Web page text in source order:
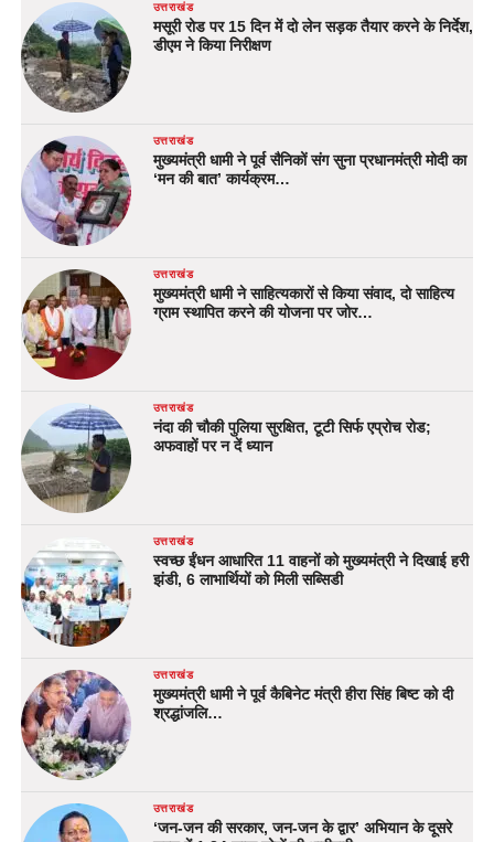
उत्तराखंड
मसूरी रोड पर 15 दिन में दो लेन सड़क तैयार करने के निर्देश,
डीएम ने किया निरीक्षण
उत्तराखंड
मुख्यमंत्री धामी ने पूर्व सैनिकों संग सुना प्रधानमंत्री मोदी का
‘मन की बात’ कार्यक्रम…
उत्तराखंड
मुख्यमंत्री धामी ने साहित्यकारों से किया संवाद, दो साहित्य
ग्राम स्थापित करने की योजना पर जोर…
उत्तराखंड
नंदा की चौकी पुलिया सुरक्षित, टूटी सिर्फ एप्रोच रोड;
अफवाहों पर न दें ध्यान
उत्तराखंड
स्वच्छ ईंधन आधारित 11 वाहनों को मुख्यमंत्री ने दिखाई हरी
झंडी, 6 लाभार्थियों को मिली सब्सिडी
उत्तराखंड
मुख्यमंत्री धामी ने पूर्व कैबिनेट मंत्री हीरा सिंह बिष्ट को दी
श्रद्धांजलि…
उत्तराखंड
‘जन-जन की सरकार, जन-जन के द्वार’ अभियान के दूसरे